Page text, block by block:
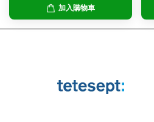
加入購物車